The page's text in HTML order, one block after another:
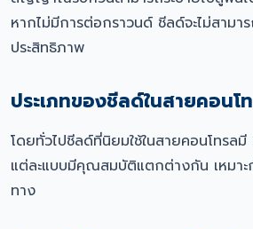
หากไม่มีการต่อกราวนด์ ชีลด์จะไม่สามา
ประสิทธิภาพ
ประเภทของชีลด์ในสายคอนโ
โดยทั่วไปชีลด์ที่นิยมใช้ในสายคอนโทรล
แต่ละแบบมีคุณสมบัติแตกต่างกัน เหมาะ
ทาง